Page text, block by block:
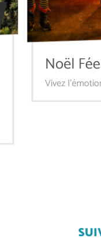
Noël
Vivez